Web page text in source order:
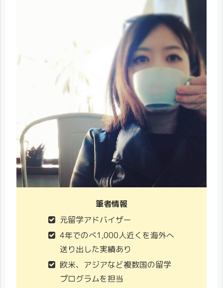
筆者情報
元留学アドバイザー
4年でのべ1,000人近くを海外へ
送り出した実績あり
欧米、アジアなど複数国の留学
プログラムを担当